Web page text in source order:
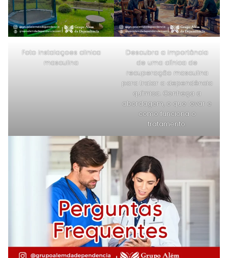
Foto instalaçoes clinica
masculina
Descubra a importância
de uma clínica de
recuperação masculina
para tratar a dependência
química. Conheça a
abordagem, o que levar e
como funciona o
tratamento.